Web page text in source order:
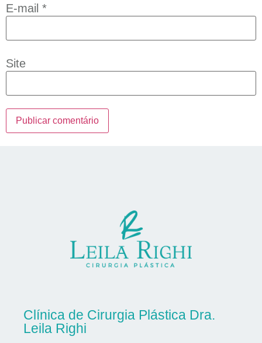
E-mail *
Site
Clínica de Cirurgia Plástica Dra.
Leila Righi